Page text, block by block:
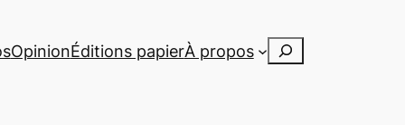
OpinionÉditions papierÀ propos Rechercher